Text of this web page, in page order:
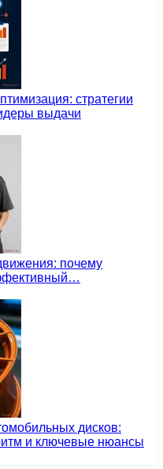
стратегии
выдачи
почему
дисков:
и ключевые нюансы